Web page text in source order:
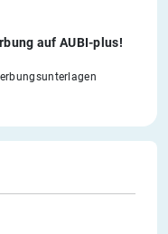
auf AUBI-plus!